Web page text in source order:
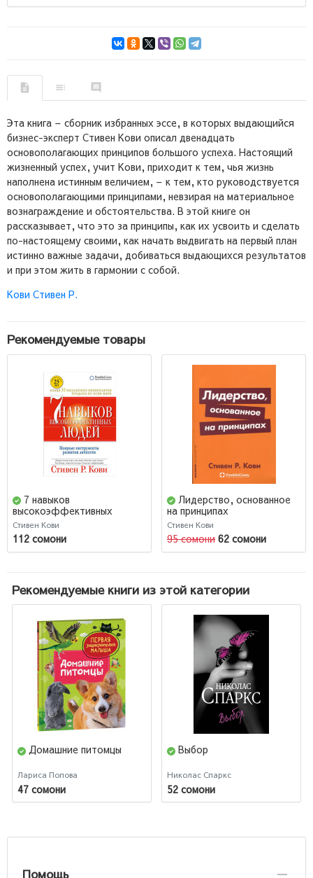
Эта книга – сборник избранных эссе, в которых выдающийся
бизнес-эксперт Стивен Кови описал двенадцать
основополагающих принципов большого успеха. Настоящий
жизненный успех, учит Кови, приходит к тем, чья жизнь
наполнена истинным величием, – к тем, кто руководствуется
основополагающими принципами, невзирая на материальное
вознаграждение и обстоятельства. В этой книге он
рассказывает, что это за принципы, как их усвоить и сделать
по-настоящему своими, как начать выдвигать на первый план
истинно важные задачи, добиваться выдающихся результатов
и при этом жить в гармонии с собой.
Кови Стивен Р.
Рекомендуемые товары
7 навыков
высокоэффективных
людей. Мощные
инструменты развития
личности / Семь навыков
высокоэффективны. (AB)
Стивен Кови
112 сомони
Лидерство, основанное
на принципах
Стивен Кови
95 сомони 62 сомони
Рекомендуемые книги из этой категории
Домашние питомцы
Лариса Попова
47 сомони
Выбор
Николас Спаркс
52 сомони
Помощь